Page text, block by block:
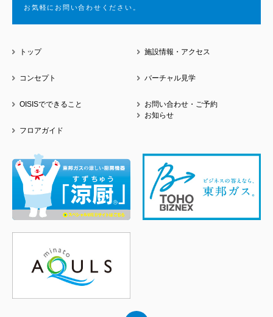
お気軽にお問い合わせください。
トップ
コンセプト
OISISでできること
フロアガイド
施設情報・アクセス
バーチャル見学
お問い合わせ・ご予約
お知らせ